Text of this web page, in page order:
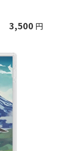
3,500 円